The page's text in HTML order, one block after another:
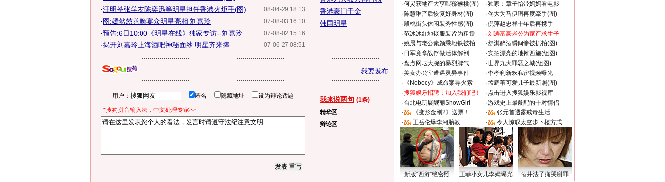
08-04-29 18:13
·汪明荃张学友陈奕迅等明星担任香港火炬手(图)
07-08-03 16:10
·图:嫣然慈善晚宴众明星亮相 刘嘉玲
07-08-02 15:16
·预告:6日10:00《明星在线》独家专访--刘嘉玲
07-06-27 08:51
·揭开刘嘉玲上海酒吧神秘面纱 明星齐来捧...
香港豪门千金
韩国明星
我要发布
用户： 匿名 隐藏地址 设为辩论话题
*搜狗拼音输入法，中文处理专家>>
我来说两句 (1条)
精华区
辩论区
·何炅获地产大亨喂猕猴桃(图) ·独家：章子怡带妈妈看电影
·陈慧琳产后恢复好身材(图) ·佟大为马伊琍再度牵手(图)
·殷桃街头休闲装秀性感(图) ·倪萍赵忠祥十年后再携手
·范冰冰红地毯服装皆为租赁 ·刘涛富豪老公为家产求生子
·姚晨与老公素颜乘地铁被拍 ·舒淇醉酒瞬间惨被抓拍(图)
· 日军竟拿战俘做活体解剖 ·实拍漂亮的地摊西施(组图)
·盘点网坛大腕的暴烈脾气 ·世界九大罪恶之城(组图)
·美女办公室遭遇灵异事件 ·李孝利新欢私密视频曝光
· 《Nobody》成命案导火索 ·孟庭苇可爱儿子最新照(图)
·搜狐娱乐招聘：加入我们吧！ ·点击进入搜狐娱乐影视库
·台北电玩展靓丽ShowGirl ·游戏史上最般配的十对情侣
·
《变形金刚2》送票！ ·
张元首透露戒毒生活
·
王岳伦爆李湘胎教 · 令人惊叹太空步下楼方式
新版“西游”绝密照 王菲小女儿李嫣曝光 酒井法子痛哭谢罪